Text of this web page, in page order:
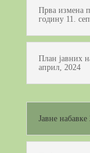
Прва измена
годину 11.
План јавних
април, 2024
Јавне